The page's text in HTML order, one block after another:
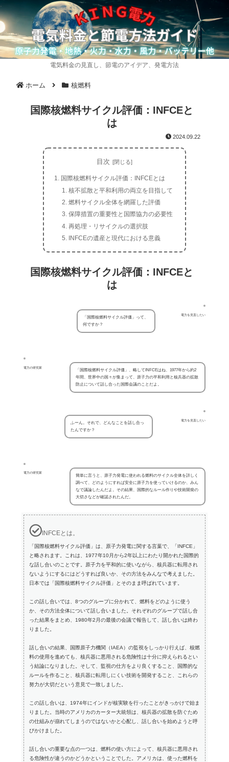
電気料金の見直し、節電のアイデア、発電方法
ホーム 核燃料
国際核燃料サイクル評価：INFCEと
は
2024.09.22
目次
国際核燃料サイクル評価：INFCEとは
核不拡散と平和利用の両立を目指して
燃料サイクル全体を網羅した評価
保障措置の重要性と国際協力の必要性
再処理・リサイクルの選択肢
INFCEの遺産と現代における意義
国際核燃料サイクル評価：INFCEと
は
電力を見直したい
「国際核燃料サイクル評価」って、
何ですか？
電力の研究家
「国際核燃料サイクル評価」、略してINFCEはね、1977年から約2
年間、世界中の国々が集まって、原子力の平和利用と核兵器の拡散
防止について話し合った国際会議のことだよ。
電力を見直したい
ふーん。それで、どんなことを話し合っ
たんですか？
電力の研究家
簡単に言うと、原子力発電に使われる燃料のサイクル全体を詳しく
調べて、どのようにすれば安全に原子力を使っていけるのか、みん
なで議論したんだよ。その結果、国際的なルール作りや技術開発の
大切さなどが確認されたんだ。
INFCEとは。
「国際核燃料サイクル評価」は、原子力発電に関する言葉で、「INFCE」
と略されます。これは、1977年10月から2年以上にわたり開かれた国際的
な話し合いのことです。原子力を平和的に使いながら、核兵器に転用され
ないようにするにはどうすれば良いか、その方法をみんなで考えました。
日本では「国際核燃料サイクル評価」とそのまま呼ばれています。
この話し合いでは、8つのグループに分かれて、燃料をどのように使う
か、その方法全体について話し合いました。それぞれのグループで話し合
った結果をまとめ、1980年2月の最後の会議で報告して、話し合いは終わ
りました。
話し合いの結果、国際原子力機関（IAEA）の監視をしっかり行えば、核燃
料の使用を進めても、核兵器に悪用される危険性は十分に抑えられるとい
う結論になりました。そして、監視の仕方をより良くすること、国際的な
ルールを作ること、核兵器に転用しにくい技術を開発すること、これらの
努力が大切だという意見で一致しました。
この話し合いは、1974年にインドが核実験を行ったことがきっかけで始ま
りました。当時のアメリカのカーター大統領は、核兵器の拡散を防ぐため
の仕組みが崩れてしまうのではないかと心配し、話し合いを始めようと呼
びかけました。
話し合いの重要な点の一つは、燃料の使い方によって、核兵器に悪用され
る危険性が違うのかどうかということでした。アメリカは、使った燃料を